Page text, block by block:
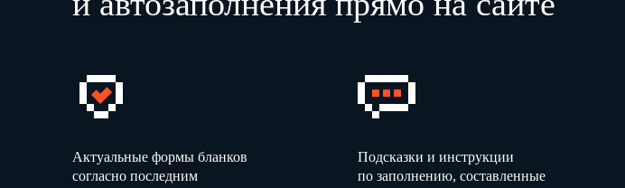
Актуальные формы бланков
согласно последним
Подсказки и инструкции
по заполнению, составленные